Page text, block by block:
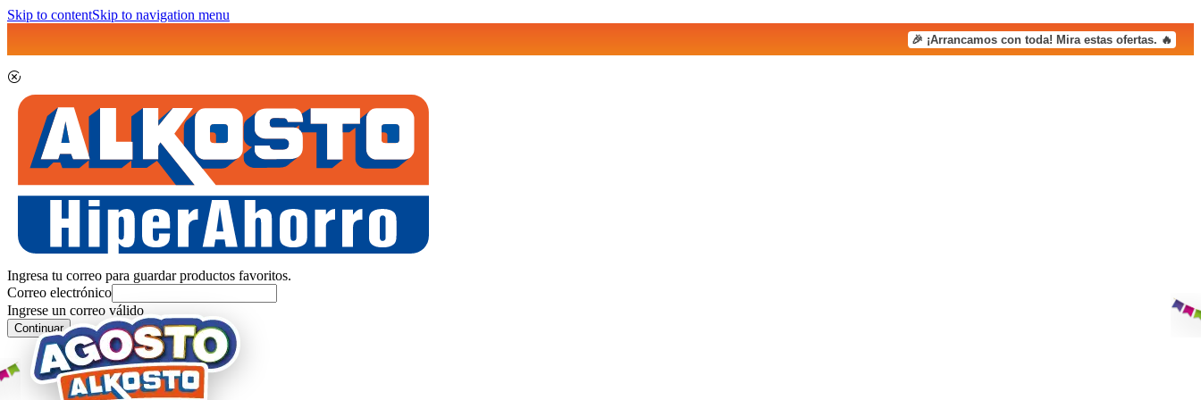
Skip to contentSkip to navigation menu
🎉 ¡Arrancamos con toda! Mira estas ofertas. 🔥
Ingresa tu correo para guardar productos favoritos.
Correo electrónico
Ingrese un correo válido
Continuar